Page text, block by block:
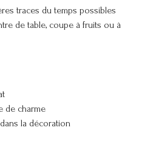
traces du temps possibles
de table, coupe à fruits ou à
de charme
la décoration